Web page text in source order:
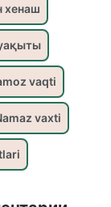
хенаш
vaqti
vaxti